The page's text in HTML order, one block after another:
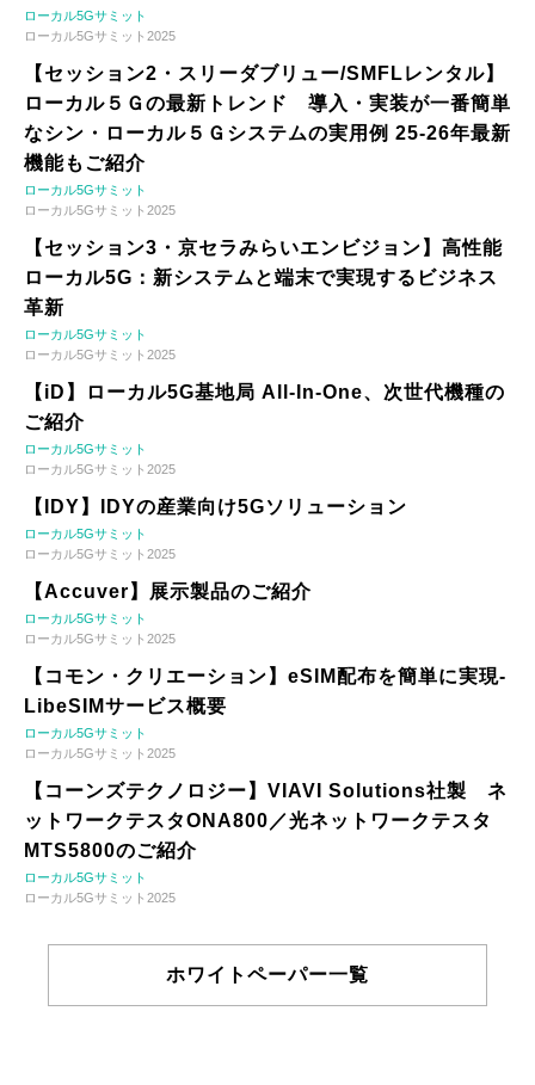
ローカル5Gサミット
ローカル5Gサミット2025
【セッション2・スリーダブリュー/SMFLレンタル】
ローカル５Ｇの最新トレンド 導入・実装が一番簡単
なシン・ローカル５Ｇシステムの実用例 25-26年最新
機能もご紹介
ローカル5Gサミット
ローカル5Gサミット2025
【セッション3・京セラみらいエンビジョン】高性能
ローカル5G：新システムと端末で実現するビジネス
革新
ローカル5Gサミット
ローカル5Gサミット2025
【iD】ローカル5G基地局 All-In-One、次世代機種の
ご紹介
ローカル5Gサミット
ローカル5Gサミット2025
【IDY】IDYの産業向け5Gソリューション
ローカル5Gサミット
ローカル5Gサミット2025
【Accuver】展示製品のご紹介
ローカル5Gサミット
ローカル5Gサミット2025
【コモン・クリエーション】eSIM配布を簡単に実現-
LibeSIMサービス概要
ローカル5Gサミット
ローカル5Gサミット2025
【コーンズテクノロジー】VIAVI Solutions社製 ネ
ットワークテスタONA800／光ネットワークテスタ
MTS5800のご紹介
ローカル5Gサミット
ローカル5Gサミット2025
ホワイトペーパー一覧